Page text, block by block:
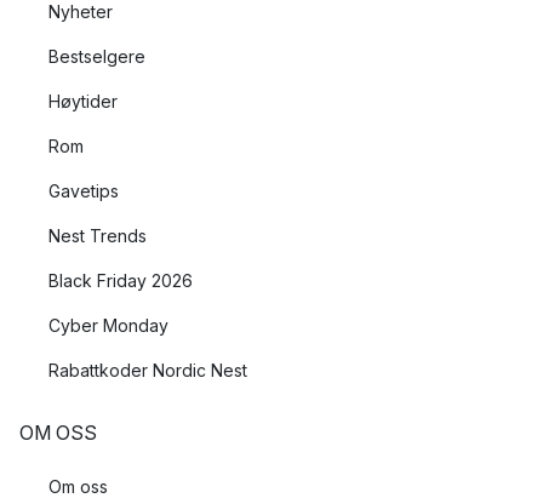
Nyheter
Bestselgere
Høytider
Rom
Gavetips
Nest Trends
Black Friday 2026
Cyber Monday
Rabattkoder Nordic Nest
OM OSS
Om oss